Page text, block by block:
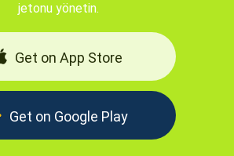
jetonu yönetin.
Get on App Store
Get on Google Play